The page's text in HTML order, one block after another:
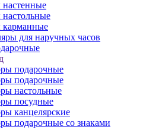
настенные
карманные
для наручных часов
подарочные
подарочные
настольные
посудные
канцелярские
подарочные со знаками